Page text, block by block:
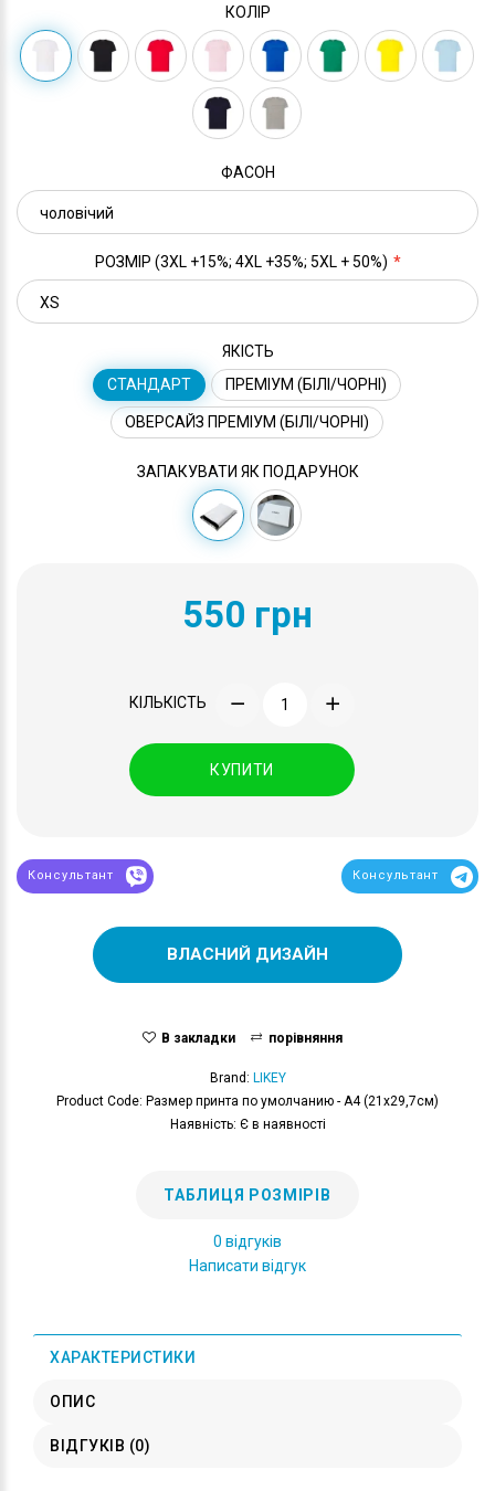
КОЛІР
ФАСОН
РОЗМІР (3XL +15%; 4XL +35%; 5XL + 50%)
ЯКІСТЬ
СТАНДАРТ
ПРЕМІУМ (БІЛІ/ЧОРНІ)
ОВЕРСАЙЗ ПРЕМІУМ (БІЛІ/ЧОРНІ)
ЗАПАКУВАТИ ЯК ПОДАРУНОК
550 грн
КІЛЬКІСТЬ
КУПИТИ
Консультант Консультант
ВЛАСНИЙ ДИЗАЙН
В закладки порівняння
Brand: LIKEY
Product Code: Размер принта по умолчанию - А4 (21x29,7см)
Наявність: Є в наявності
ТАБЛИЦЯ РОЗМІРІВ
0 відгуків
Написати відгук
ХАРАКТЕРИСТИКИ
ОПИС
ВІДГУКІВ (0)